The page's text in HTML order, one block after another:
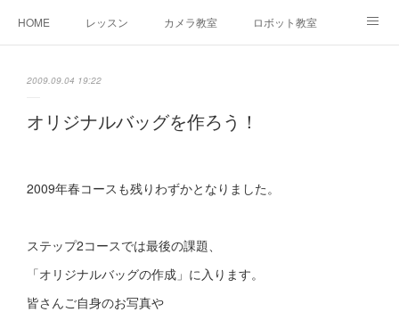
HOME レッスン カメラ教室 ロボット教室
2009.09.04 19:22
オリジナルバッグを作ろう！
2009年春コースも残りわずかとなりました。
ステップ2コースでは最後の課題、
「オリジナルバッグの作成」に入ります。
皆さんご自身のお写真や